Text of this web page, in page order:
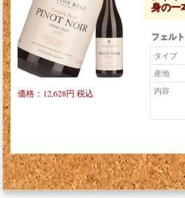
身の
フェル
タイプ
産地
内容
価格：12,628円 税込